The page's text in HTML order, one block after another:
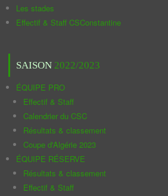
Les stades
Effectif & Staff CSConstantine
SAISON 2022/2023
ÉQUIPE PRO
Effectif & Staff
Calendrier du CSC
Résultats & classement
Coupe d'Algérie 2023
ÉQUIPE RÉSERVE
Résultats & classement
Effectif & Staff